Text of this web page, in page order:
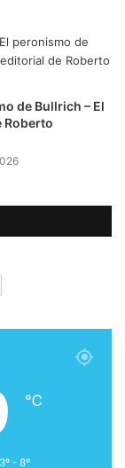
de Bullrich – El
Roberto
℃
- 8º